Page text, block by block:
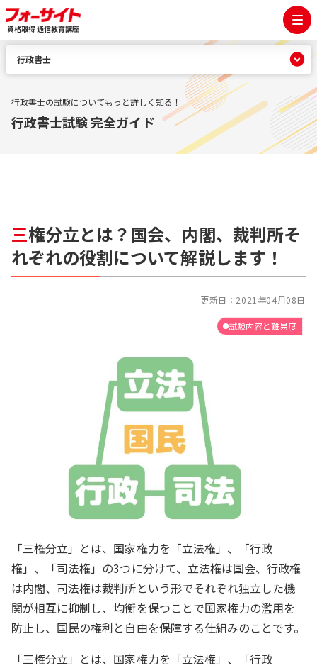
資格取得 通信教育講座
行政書士の試験についてもっと詳しく知る！
行政書士試験 完全ガイド
三権分立とは？国会、内閣、裁判所そ
れぞれの役割について解説します！
更新日： 2021年04月08日
試験内容と難易度
「三権分立」とは、国家権力を「立法権」、「行政
権」、「司法権」の3つに分けて、立法権は国会、行政権
は内閣、司法権は裁判所という形でそれぞれ独立した機
関が相互に抑制し、均衡を保つことで国家権力の濫用を
防止し、国民の権利と自由を保障する仕組みのことです。
「三権分立」とは、国家権力を「立法権」、「行政
行政書士